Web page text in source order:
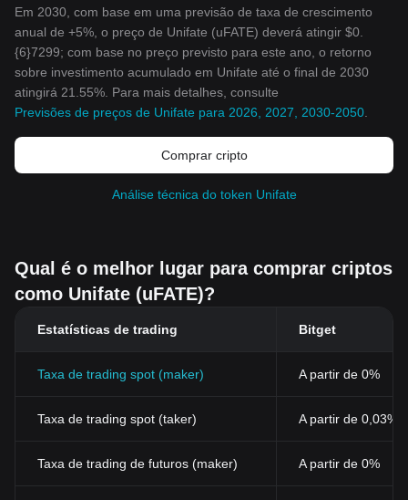
Em 2030, com base em uma previsão de taxa de crescimento
anual de +5%, o preço de Unifate (uFATE) deverá atingir $0.
{6}7299; com base no preço previsto para este ano, o retorno
sobre investimento acumulado em Unifate até o final de 2030
atingirá 21.55%. Para mais detalhes, consulte
Previsões de preços de Unifate para 2026, 2027, 2030-2050
Comprar cripto
Análise técnica do token Unifate
Qual é o melhor lugar para comprar criptos
como Unifate (uFATE)?
Estatísticas de trading Bitget
Taxa de trading spot (maker) A partir de 0%
Taxa de trading spot (taker) A partir de 0,03%
Taxa de trading de futuros (maker) A partir de 0%